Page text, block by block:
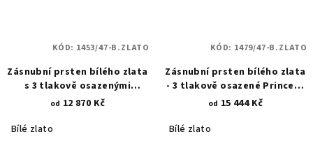
Zásnubní prsten bílého zlata
s 3 tlakově osazenými
kulatými zirkony 1453
od 12 870 Kč
Bílé zlato
KÓD: 1453/47-B.ZLATO
Zásnubní prsten bílého zlata
- 3 tlakově osazené Princess
zirkony 3 mm 1479
od 15 444 Kč
Bílé zlato
KÓD: 1479/47-B.ZLATO